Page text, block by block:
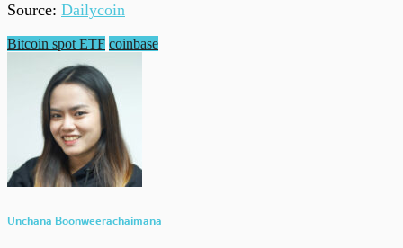
Source: Dailycoin
Bitcoin spot ETF coinbase
Unchana Boonweerachaimana